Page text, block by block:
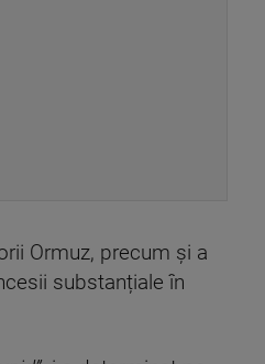
Ormuz, precum și a
substanțiale în